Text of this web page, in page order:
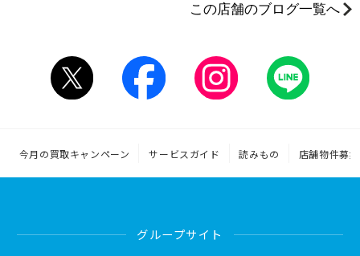
この店舗のブログ一覧へ
今月の買取キャンペーン サービスガイド 読みもの 店舗物件募集
グループサイト